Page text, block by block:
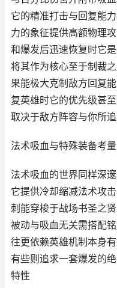
它的精准打击与回复能
力的象征提供高额物理
和爆发后迅速恢复时它
将其作为核心至于制裁
果能极大克制敌方回复
复英雄时它的优先级甚
取决于敌方阵容与你所
法术吸血与特殊装备考量
法术吸血的世界同样深
它提供冷却缩减法术攻
刺能穿梭于战场书圣之
被动与吸血无关需搭配
往更依赖英雄机制本身
有些则追求一套爆发的
特性